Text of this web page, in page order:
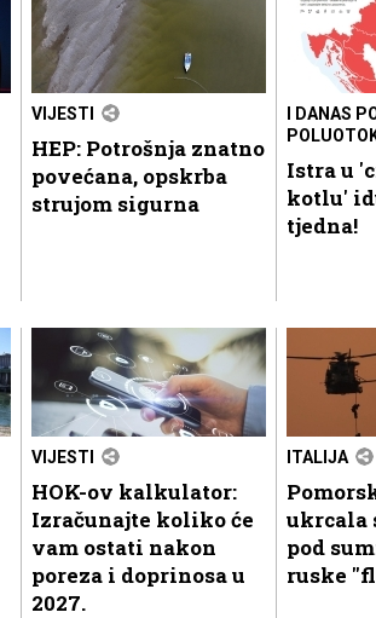
VIJESTI
HEP: Potrošnja znatno
povećana, opskrba
strujom sigurna
I DANAS
Istra u
kotlu'
tjedna!
VIJESTI
HOK-ov kalkulator:
Izračunajte koliko će
vam ostati nakon
poreza i doprinosa u
2027.
ITALIJA
ukrcala
pod
ruske